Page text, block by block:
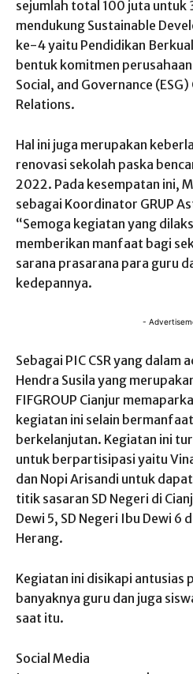
sejumlah total 100 juta untuk
mendukung Sustainable
ke-4 yaitu Pendidikan
bentuk komitmen
Social, and Governance
Relations.
Hal ini juga merupakan
renovasi sekolah paska
2022. Pada kesempatan ini,
sebagai Koordinator GRUP
“Semoga kegiatan yang
memberikan manfaat bagi
sarana prasarana para guru
kedepannya.
-
Sebagai PIC CSR yang dalam
Hendra Susila yang
FIFGROUP Cianjur
kegiatan ini selain
berkelanjutan. Kegiatan ini
untuk berpartisipasi yaitu
dan Nopi Arisandi untuk
titik sasaran SD Negeri di
Dewi 5, SD Negeri Ibu Dewi 6
Herang.
Kegiatan ini disikapi
banyaknya guru dan juga
saat itu.
Social Media